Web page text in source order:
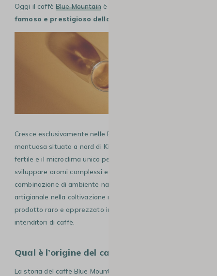
Oggi il caffè Blue Mountainè considerato il
famoso e prestigioso della Giamaica.
Cresce esclusivamente nelle Blue Mountains, una catena
montuosa situata a nord di Kingston, dove il terreno
fertile e il microclima unico permettono alle piante di
sviluppare aromi complessi e delicati. Questa
combinazione di ambiente naturale, altitudine e cura
artigianale nella coltivazione rende il Blue Mountain un
prodotto raro e apprezzato in tutto il mondo dagli
intenditori di caffè.
Qual è l’origine del caffè Blue Mountain?
La storia del caffè Blue Mountain risale al